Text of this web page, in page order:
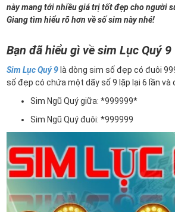
này mang tới nhiều giá trị tốt đẹp cho người
Giang tìm hiểu rõ hơn về số sim này nhé!
Bạn đã hiểu gì về sim Lục Quý 9
Sim Lục Quý 9 là dòng sim số đẹp có đuôi
số đẹp có chứa một dãy số 9 lặp lại 6 lần và
Sim Ngũ Quý giữa: *999999*
Sim Ngũ Quý đuôi: *999999